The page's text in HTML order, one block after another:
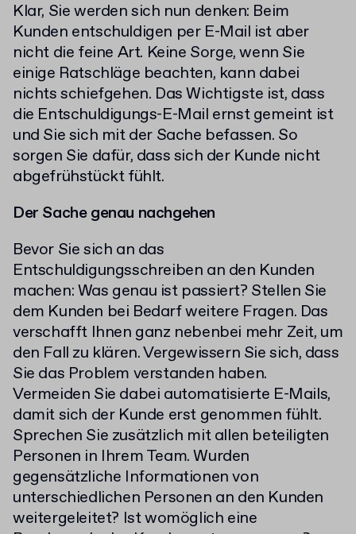
Klar, Sie werden sich nun denken: Beim
Kunden entschuldigen per E-Mail ist aber
nicht die feine Art. Keine Sorge, wenn Sie
einige Ratschläge beachten, kann dabei
nichts schiefgehen. Das Wichtigste ist, dass
die Entschuldigungs-E-Mail ernst gemeint ist
und Sie sich mit der Sache befassen. So
sorgen Sie dafür, dass sich der Kunde nicht
abgefrühstückt fühlt.
Der Sache genau nachgehen
Bevor Sie sich an das
Entschuldigungsschreiben an den Kunden
machen: Was genau ist passiert? Stellen Sie
dem Kunden bei Bedarf weitere Fragen. Das
verschafft Ihnen ganz nebenbei mehr Zeit, um
den Fall zu klären. Vergewissern Sie sich, dass
Sie das Problem verstanden haben.
Vermeiden Sie dabei automatisierte E-Mails,
damit sich der Kunde erst genommen fühlt.
Sprechen Sie zusätzlich mit allen beteiligten
Personen in Ihrem Team. Wurden
gegensätzliche Informationen von
unterschiedlichen Personen an den Kunden
weitergeleitet? Ist womöglich eine